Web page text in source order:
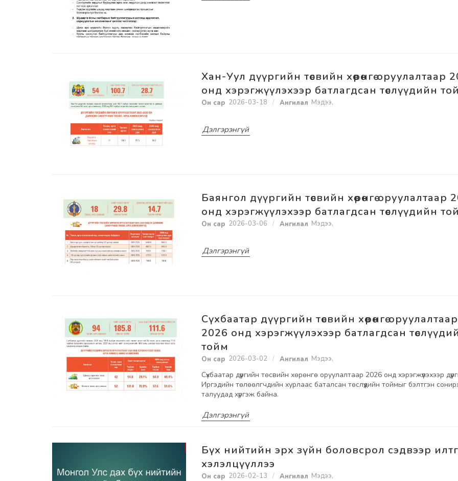
Хан-Уул дүүргийн төсвийн хөрөнгө оруулалтаар
онд хэрэгжүүлэхээр батлагдсан төслүүдийн
2026-03-18 Мэдээ,
Дэлгэрэнгүй
Баянгол дүүргийн төсвийн хөрөнгө оруулалтаар
онд хэрэгжүүлэхээр батлагдсан төслүүдийн
2026-03-06 Мэдээ,
Дэлгэрэнгүй
Сүхбаатар дүүргийн төсвийн хөрөнгө оруулалтаар
2026 онд хэрэгжүүлэхээр батлагдсан
тойм
2026-03-02 Мэдээ,
Сүхбаатар дүүргийн төсвийн хөрөнгө оруулалтаар 2026 онд хэрэгжүүлэхээр
Иргэдийн төлөөлгчдийн хурлаас баталсан төслүүдийн тоймыг бэлтгэн
талуудад хүргэж байна.
Дэлгэрэнгүй
Бүх нийтийн эрх зүйн боловсрол сэдвээр
хэлэлцүүллээ
2026-02-13 Мэдээ,